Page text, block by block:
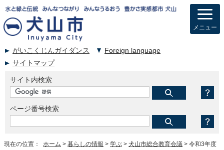
がいこくじんガイダンス
Foreign language
サイトマップ
サイト内検索
ページ番号検索
メニュー
現在の位置： ホーム > 暮らしの情報 > 学ぶ > 犬山市総合教育会議 > 令和3年度